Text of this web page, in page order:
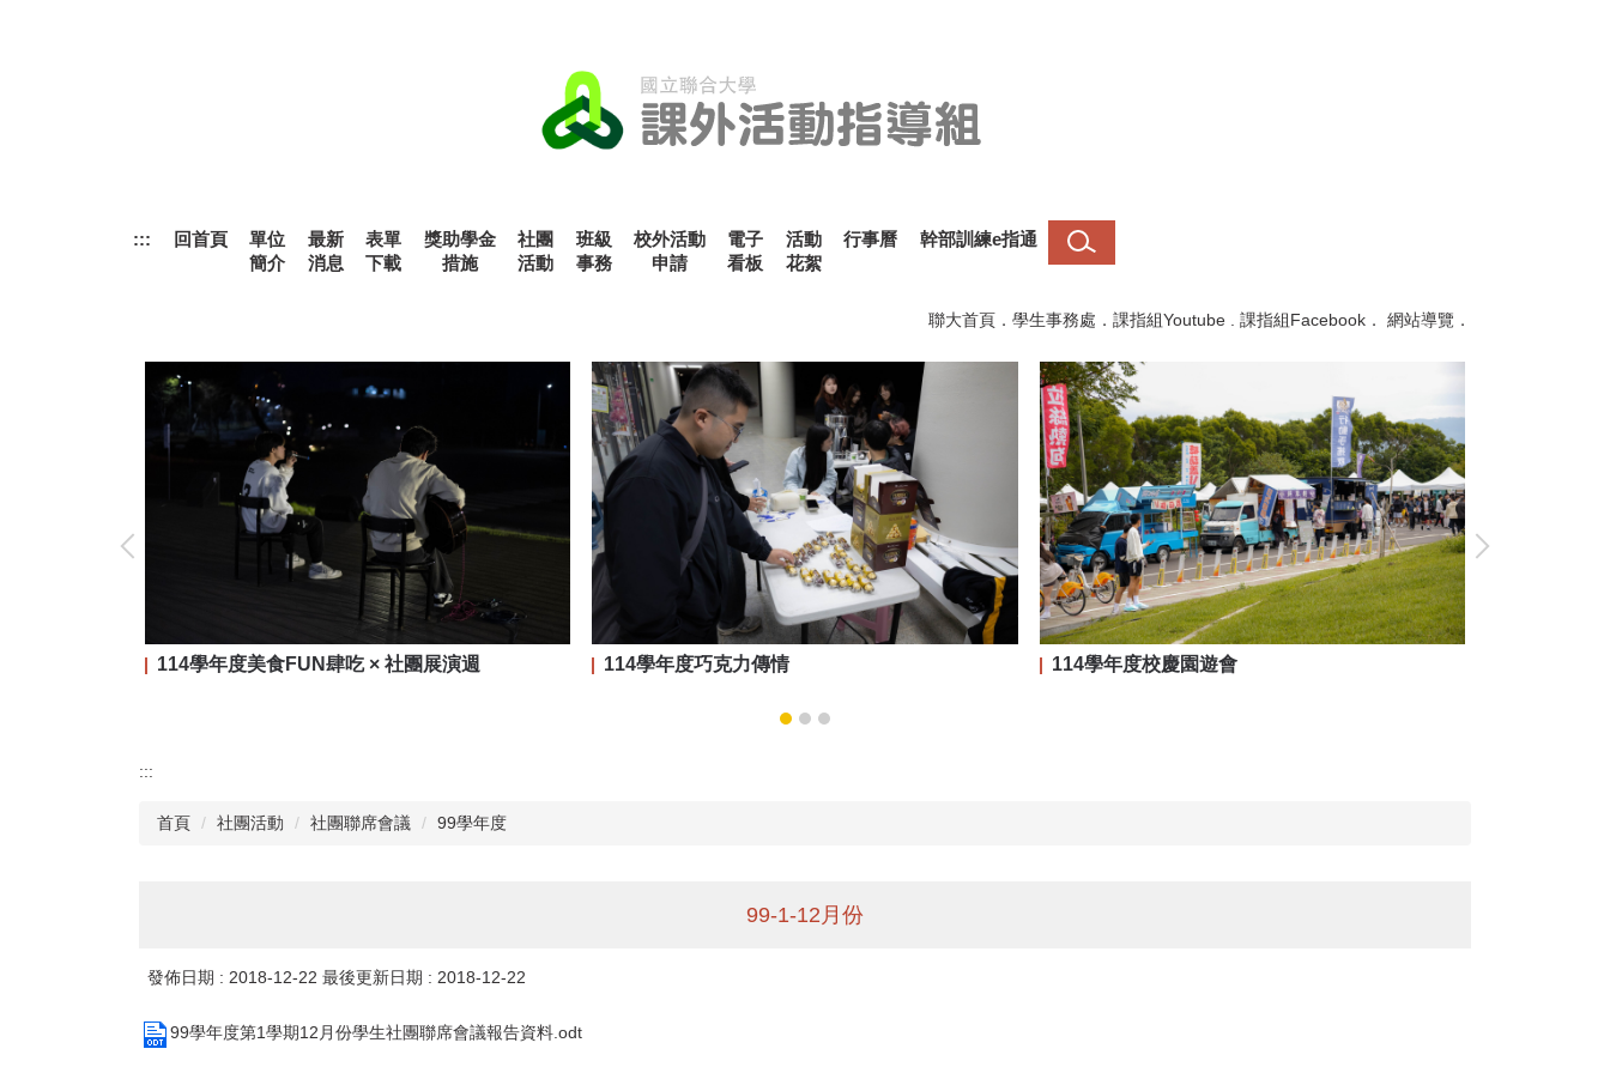
::: 回首頁
單位
簡介
最新
消息
表單
下載
獎助學金
措施
社團
活動
班級
事務
校外活動
申請
電子
看板
活動
花絮
行事曆 幹部訓練e指通
聯大首頁 ． 學生事務處 ． 課指組Youtube 課指組Facebook ． 網站導覽 ．
114學年度美食FUN肆吃 × 社團展演週 114學年度巧克力傳情 114學年度校慶園遊會
:::
首頁 社團活動 社團聯席會議 99學年度
99-1-12月份
發佈日期 : 2018-12-22 最後更新日期 : 2018-12-22
99學年度第1學期12月份學生社團聯席會議報告資料.odt